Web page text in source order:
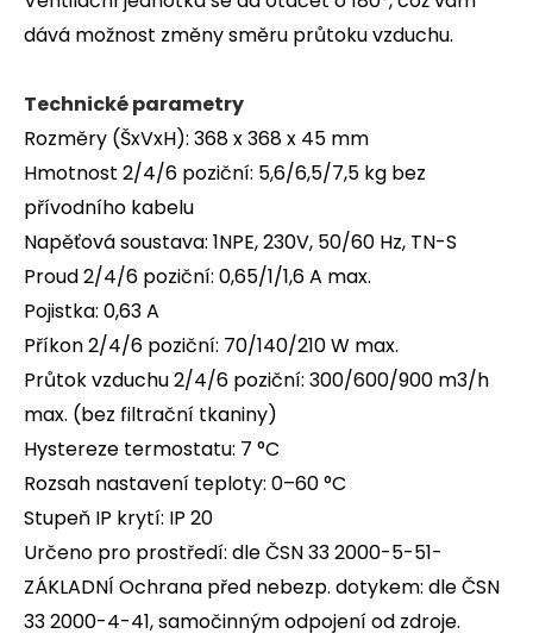
dává možnost změny směru průtoku vzduchu.
Technické parametry
Rozměry (ŠxVxH): 368 x 368 x 45 mm
Hmotnost 2/4/6 poziční: 5,6/6,5/7,5 kg bez
přívodního kabelu
Napěťová soustava: 1NPE, 230V, 50/60 Hz, TN-S
Proud 2/4/6 poziční: 0,65/1/1,6 A max.
Pojistka: 0,63 A
Příkon 2/4/6 poziční: 70/140/210 W max.
Průtok vzduchu 2/4/6 poziční: 300/600/900 m3/h
max. (bez filtrační tkaniny)
Hystereze termostatu: 7 °C
Rozsah nastavení teploty: 0–60 °C
Stupeň IP krytí: IP 20
Určeno pro prostředí: dle ČSN 33 2000-5-51-
ZÁKLADNÍ Ochrana před nebezp. dotykem: dle ČSN
33 2000-4-41, samočinným odpojení od zdroje.